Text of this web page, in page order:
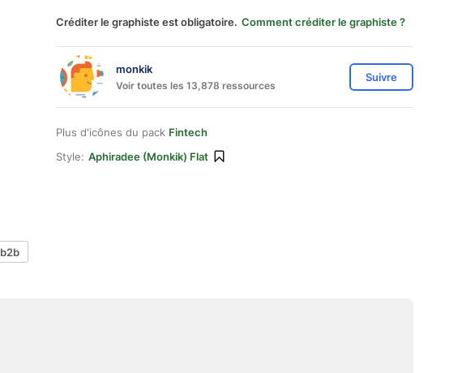
Créditer le graphiste est obligatoire. Comment créditer le graphiste ?
monkik
Voir toutes les 13,878 ressources
Suivre
Plus d'icônes du pack Fintech
Style: Aphiradee (monkik) Flat
b2b